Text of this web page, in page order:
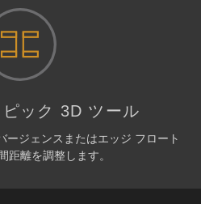
ピック 3D ツール
ージェンスまたはエッジ フロート
距離を調整します。